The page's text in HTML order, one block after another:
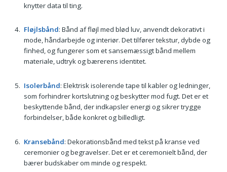
knytter data til ting.
Fløjlsbånd: Bånd af fløjl med blød luv, anvendt dekorativt i
mode, håndarbejde og interiør. Det tilfører tekstur, dybde og
finhed, og fungerer som et sansemæssigt bånd mellem
materiale, udtryk og bærerens identitet.
Isolerbånd: Elektrisk isolerende tape til kabler og ledninger,
som forhindrer kortslutning og beskytter mod fugt. Det er et
beskyttende bånd, der indkapsler energi og sikrer trygge
forbindelser, både konkret og billedligt.
Kransebånd: Dekorationsbånd med tekst på kranse ved
ceremonier og begravelser. Det er et ceremonielt bånd, der
bærer budskaber om minde og respekt.